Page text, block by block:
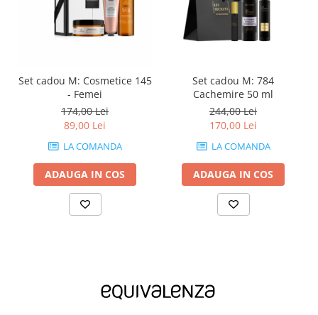
Set cadou M: Cosmetice 145
- Femei
174,00 Lei
89,00 Lei
LA COMANDA
ADAUGA IN COS
Set cadou M: 784
Cachemire 50 ml
244,00 Lei
170,00 Lei
LA COMANDA
ADAUGA IN COS